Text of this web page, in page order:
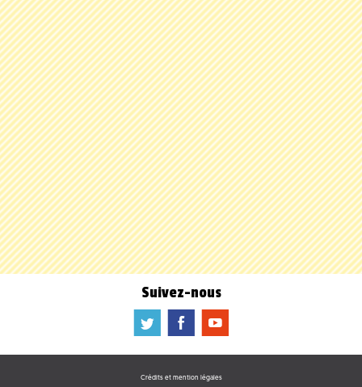
Suivez-nous
a b f
Crédits et mention légales